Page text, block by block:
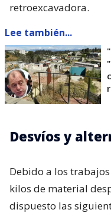
retroexcavadora.
Lee también...
Desvíos y
Debido a los
kilos de material
dispuesto las